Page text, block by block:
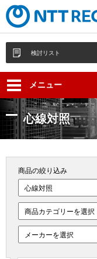
検討リスト
メニュー
心線対照
商品の絞り込み